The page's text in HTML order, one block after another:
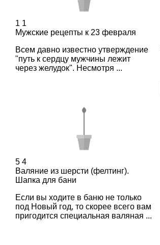
1 1
Мужские рецепты к 23 февраля
Всем давно известно утверждение
"путь к сердцу мужчины лежит
через желудок". Несмотря ...
5 4
Валяние из шерсти (фелтинг).
Шапка для бани
Если вы ходите в баню не только
под Новый год, то скорее всего вам
пригодится специальная валяная ...